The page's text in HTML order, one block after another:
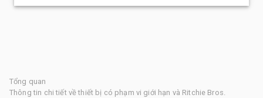
Tổng quan
Thông tin chi tiết về thiết bị có phạm vi giới hạn và Ritchie Bros.